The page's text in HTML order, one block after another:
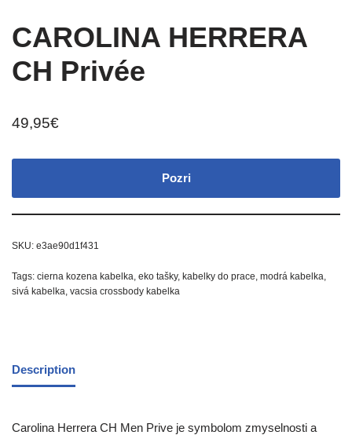
CAROLINA HERRERA
CH Privée
49,95€
Pozri
SKU: e3ae90d1f431
Tags: cierna kozena kabelka, eko tašky, kabelky do prace, modrá kabelka,
sivá kabelka, vacsia crossbody kabelka
Description
Carolina Herrera CH Men Prive je symbolom zmyselnosti a